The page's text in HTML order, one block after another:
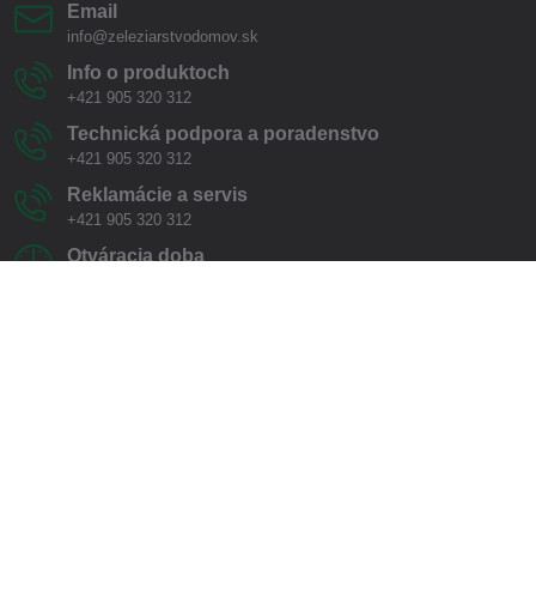
Email
info@zeleziarstvodomov.sk
Info o produktoch
+421 905 320 312
Technická podpora a poradenstvo
+421 905 320 312
Reklamácie a servis
+421 905 320 312
Otváracia doba